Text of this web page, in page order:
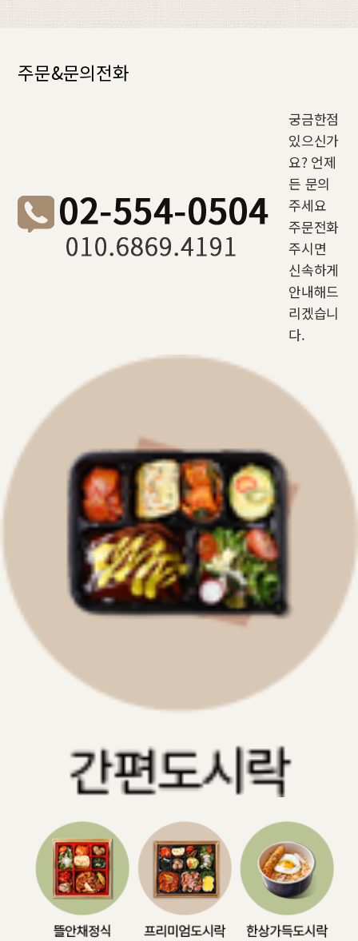
주문&문의전화
궁금한점
있으신가
요? 언제
든 문의
주세요
주문전화
주시면
신속하게
안내해드
리겠습니
다.